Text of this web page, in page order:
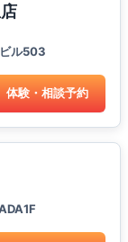
ル503
体験・相談予約